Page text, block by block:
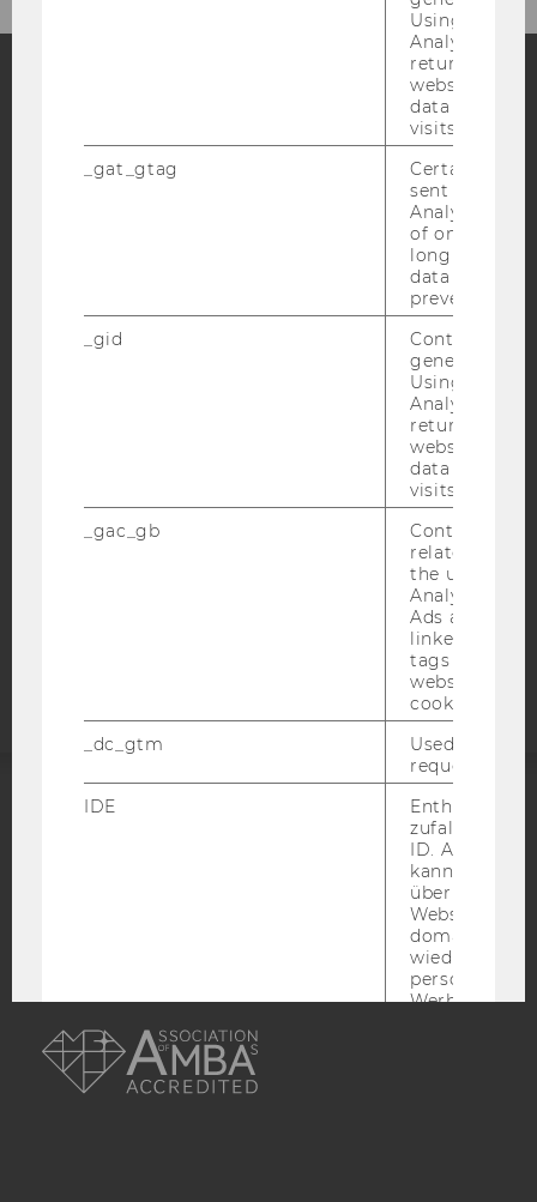
Blog
Bluesky
BARRIEREFREIHEITSERKLÄRUNG WEBSEITE
DATENSCHUTZERKLÄRUNG SOCIAL MEDIA
DATENSCHUTZERKLÄRUNG
STUDIENBEWERBER*INNEN UND STUDIERENDE
Barrierefreiheitserklärung
AMBA
Using this
Analytics can
returning
website and
data from
visits.
_gat_gtag
Certain data
sent to
Analytics a
of once per
long as it is
data
prevented.
_gid
Contains a
generated
Using this
Analytics can
returning
website and
data from
visits.
_gac_gb
Contains
related
the user. If
Analytics and
Ads accounts
linked, the
tags on the
website read
cookie.
_dc_gtm
Used to
request rate.
IDE
Enthält eine
ID. Anhand
kann Google
über
Websites
Werbung
player